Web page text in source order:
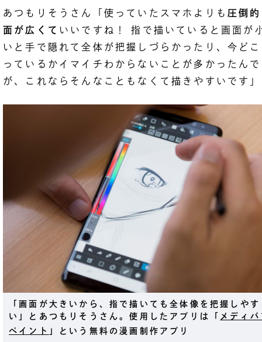
あつもりそうさん「使っていたスマホよりも 圧倒
面が広くて いいですね！ 指で描いていると画面が
いと手で隠れて全体が把握しづらかったり、今ど
っているかイマイチわからないことが多かったん
が、これならそんなこともなくて描きやすいです」
「画面が大きいから、指で描いても全体像を把握しやす
い」とあつもりそうさん。使用したアプリは「 メディバ
ペイント 」という無料の漫画制作アプリ